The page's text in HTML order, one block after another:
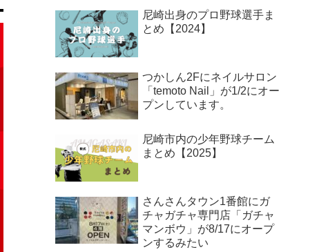
尼崎出身のプロ野球選手ま
とめ【2024】
つかしん2Fにネイルサロン
「temoto Nail」が1/2にオー
プンしています。
尼崎市内の少年野球チーム
まとめ【2025】
さんさんタウン1番館にガ
チャガチャ専門店「ガチャ
マンボウ」が8/17にオープ
ンするみたい